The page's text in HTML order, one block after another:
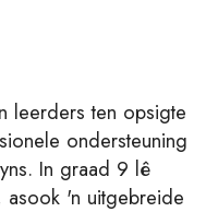
leerders ten opsigte
ondersteuning
In graad 9 lê
asook 'n uitgebreide